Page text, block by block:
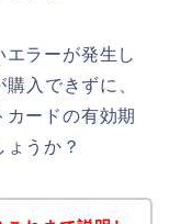
ラーが発生し
入できずに、
ードの有効期
うか？